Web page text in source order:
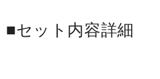
■セット内容詳細